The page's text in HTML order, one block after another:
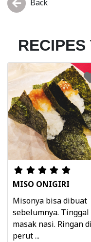
MISO ONIGIRI
Misonya bisa dibuat
sebelumnya. Tinggal
masak nasi. Ringan di
perut ...